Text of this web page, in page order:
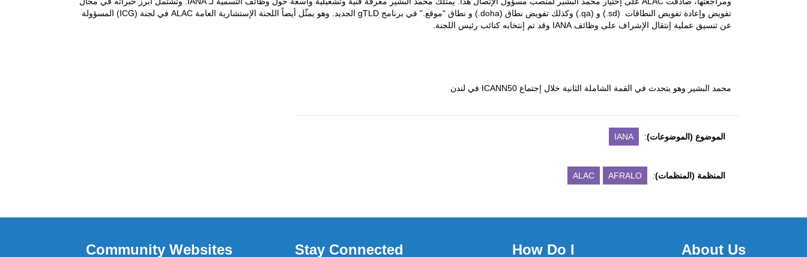
تفويض وإعادة تفويض النطاقات (sd.) و (qa.) وكذلك تفويض نطاق (doha.) و نطاق "موقع." في برنامج gTLD الجديد. وهو يمثّل أيضاً اللجنة الإستشارية العامة ALAC في لجنة (ICG) المسؤولة
عن تنسيق عملية إنتقال الإشراف على وظائف IANA وقد تم إنتخابه كنائب رئيس اللجنة.
محمد البشير وهو يتحدث في القمة الشاملة الثانية خلال إجتماع ICANN50 في لندن
الموضوع (الموضوعات):
IANA
المنظمة (المنظمات):
AFRALO
ALAC
About Us
How Do I
Stay Connected
Community Websites